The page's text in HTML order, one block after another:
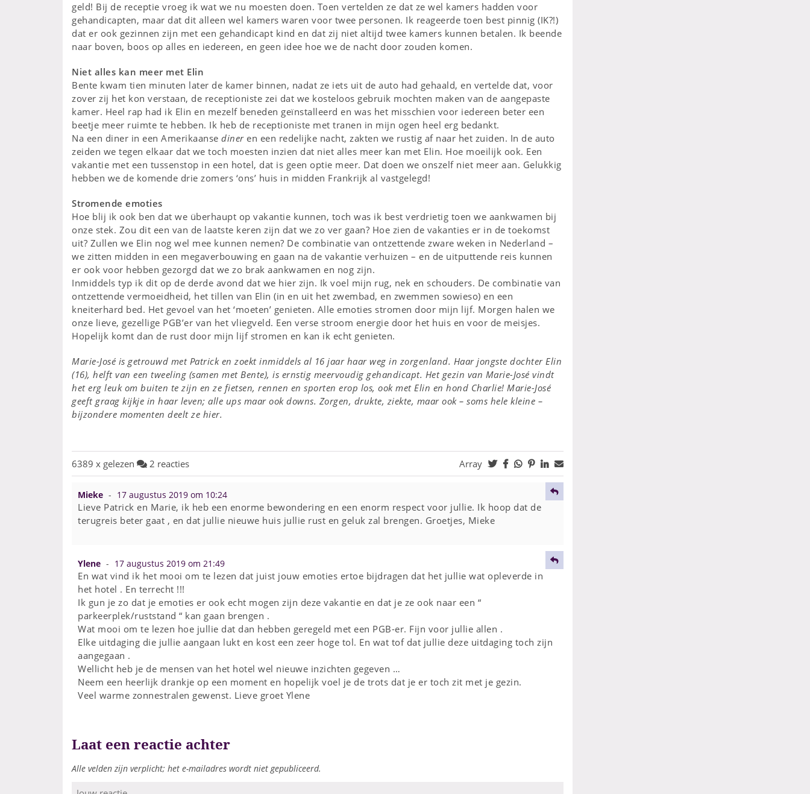
geld! Bij de receptie vroeg ik wat we nu moesten doen. Toen vertelden ze dat ze wel kamers hadden voor
gehandicapten, maar dat dit alleen wel kamers waren voor twee personen. Ik reageerde toen best pinnig (IK?!)
dat er ook gezinnen zijn met een gehandicapt kind en dat zij niet altijd twee kamers kunnen betalen. Ik beende
naar boven, boos op alles en iedereen, en geen idee hoe we de nacht door zouden komen.
Niet alles kan meer met Elin
Bente kwam tien minuten later de kamer binnen, nadat ze iets uit de auto had gehaald, en vertelde dat, voor
zover zij het kon verstaan, de receptioniste zei dat we kosteloos gebruik mochten maken van de aangepaste
kamer. Heel rap had ik Elin en mezelf beneden geïnstalleerd en was het misschien voor iedereen beter een
beetje meer ruimte te hebben. Ik heb de receptioniste met tranen in mijn ogen heel erg bedankt.
Na een diner in een Amerikaanse dineren een redelijke nacht, zakten we rustig af naar het zuiden. In de auto
zeiden we tegen elkaar dat we toch moesten inzien dat niet alles meer kan met Elin. Hoe moeilijk ook. Een
vakantie met een tussenstop in een hotel, dat is geen optie meer. Dat doen we onszelf niet meer aan. Gelukkig
hebben we de komende drie zomers ‘ons’ huis in midden Frankrijk al vastgelegd!
Stromende emoties
Hoe blij ik ook ben dat we überhaupt op vakantie kunnen, toch was ik best verdrietig toen we aankwamen bij
onze stek. Zou dit een van de laatste keren zijn dat we zo ver gaan? Hoe zien de vakanties er in de toekomst
uit? Zullen we Elin nog wel mee kunnen nemen? De combinatie van ontzettende zware weken in Nederland –
we zitten midden in een megaverbouwing en gaan na de vakantie verhuizen – en de uitputtende reis kunnen
er ook voor hebben gezorgd dat we zo brak aankwamen en nog zijn.
Inmiddels typ ik dit op de derde avond dat we hier zijn. Ik voel mijn rug, nek en schouders. De combinatie van
ontzettende vermoeidheid, het tillen van Elin (in en uit het zwembad, en zwemmen sowieso) en een
kneiterhard bed. Het gevoel van het ‘moeten’ genieten. Alle emoties stromen door mijn lijf. Morgen halen we
onze lieve, gezellige PGB’er van het vliegveld. Een verse stroom energie door het huis en voor de meisjes.
Hopelijk komt dan de rust door mijn lijf stromen en kan ik echt genieten.
Marie-José is getrouwd met Patrick en zoekt inmiddels al 16 jaar haar weg in zorgenland. Haar jongste dochter Elin
(16), helft van een tweeling (samen met Bente), is ernstig meervoudig gehandicapt. Het gezin van Marie-José vindt
het erg leuk om buiten te zijn en ze fietsen, rennen en sporten erop los, ook met Elin en hond Charlie! Marie-José
geeft graag kijkje in haar leven; alle ups maar ook downs. Zorgen, drukte, ziekte, maar ook – soms hele kleine –
bijzondere momenten deelt ze hier.
6389 x gelezen 2 reacties Array
Mieke 17 augustus 2019 om 10:24
Lieve Patrick en Marie, ik heb een enorme bewondering en een enorm respect voor jullie. Ik hoop dat de
terugreis beter gaat , en dat jullie nieuwe huis jullie rust en geluk zal brengen. Groetjes, Mieke
Ylene 17 augustus 2019 om 21:49
En wat vind ik het mooi om te lezen dat juist jouw emoties ertoe bijdragen dat het jullie wat opleverde in
het hotel . En terrecht !!!
Ik gun je zo dat je emoties er ook echt mogen zijn deze vakantie en dat je ze ook naar een “
parkeerplek/ruststand “ kan gaan brengen .
Wat mooi om te lezen hoe jullie dat dan hebben geregeld met een PGB-er. Fijn voor jullie allen .
Elke uitdaging die jullie aangaan lukt en kost een zeer hoge tol. En wat tof dat jullie deze uitdaging toch zijn
aangegaan .
Wellicht heb je de mensen van het hotel wel nieuwe inzichten gegeven …
Neem een heerlijk drankje op een moment en hopelijk voel je de trots dat je er toch zit met je gezin.
Veel warme zonnestralen gewenst. Lieve groet Ylene
Laat een reactie achter
Alle velden zijn verplicht; het e-mailadres wordt niet gepubliceerd.